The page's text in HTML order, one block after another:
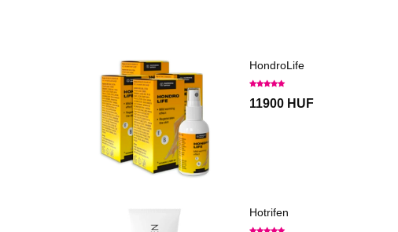
HondroLife
11900 HUF
Hotrifen